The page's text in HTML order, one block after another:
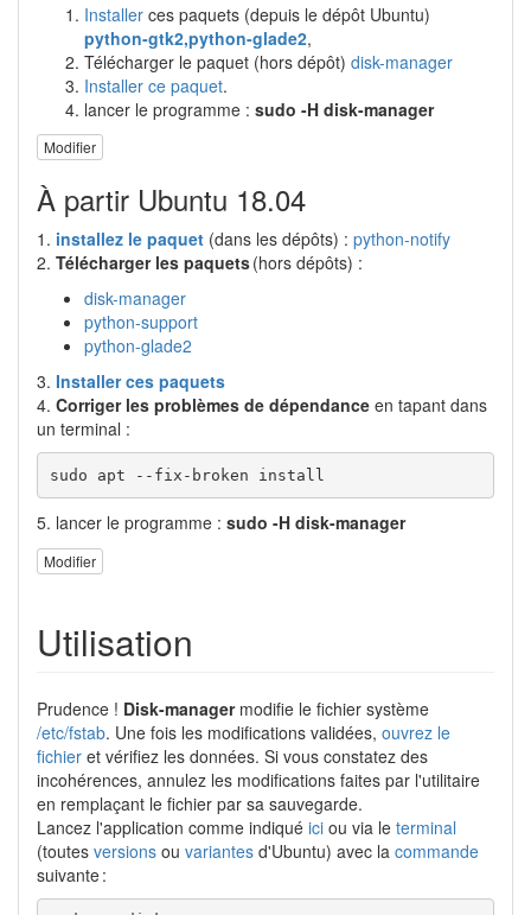
Installer ces paquets (depuis le dépôt Ubuntu)
python-gtk2,python-glade2,
Télécharger le paquet (hors dépôt) disk-manager
Installer ce paquet.
lancer le programme : sudo -H disk-manager
Modifier
À partir Ubuntu 18.04
1. installez le paquet (dans les dépôts) : python-notify
2. Télécharger les paquets(hors dépôts) :
disk-manager
python-support
python-glade2
3. Installer ces paquets
4. Corriger les problèmes de dépendance en tapant dans
un terminal :
sudo apt --fix-broken install
5. lancer le programme : sudo -H disk-manager
Modifier
Utilisation
Prudence ! Disk-managermodifie le fichier système
/etc/fstab. Une fois les modifications validées, ouvrez le
fichier et vérifiez les données. Si vous constatez des
incohérences, annulez les modifications faites par l'utilitaire
en remplaçant le fichier par sa sauvegarde.
Lancez l'application comme indiqué ici ou via le terminal
(toutes versions ou variantes d'Ubuntu) avec la commande
suivante :